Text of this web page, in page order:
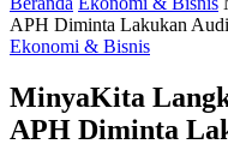
APH Diminta Lakukan
Ekonomi & Bisnis
MinyaKita
APH Diminta